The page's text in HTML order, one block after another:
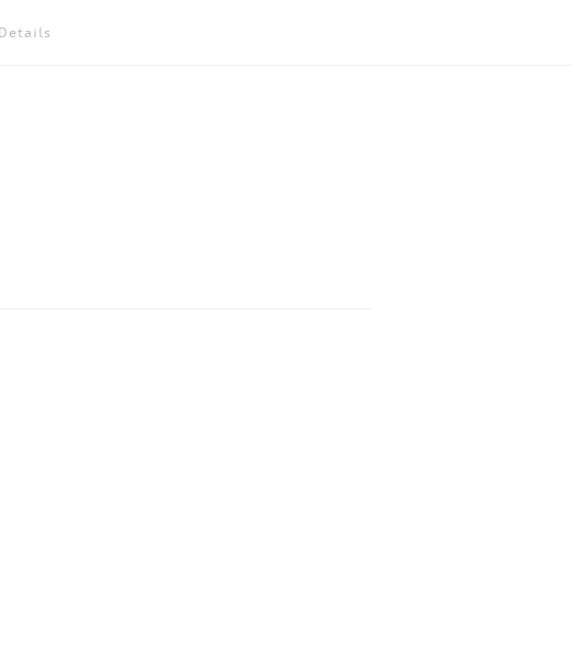
Details